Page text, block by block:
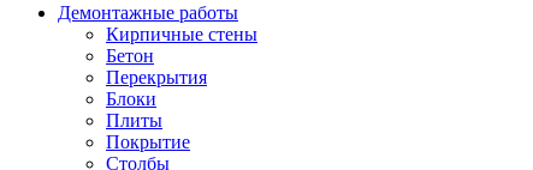
Демонтажные работы
Кирпичные стены
Бетон
Перекрытия
Блоки
Плиты
Покрытие
Столбы